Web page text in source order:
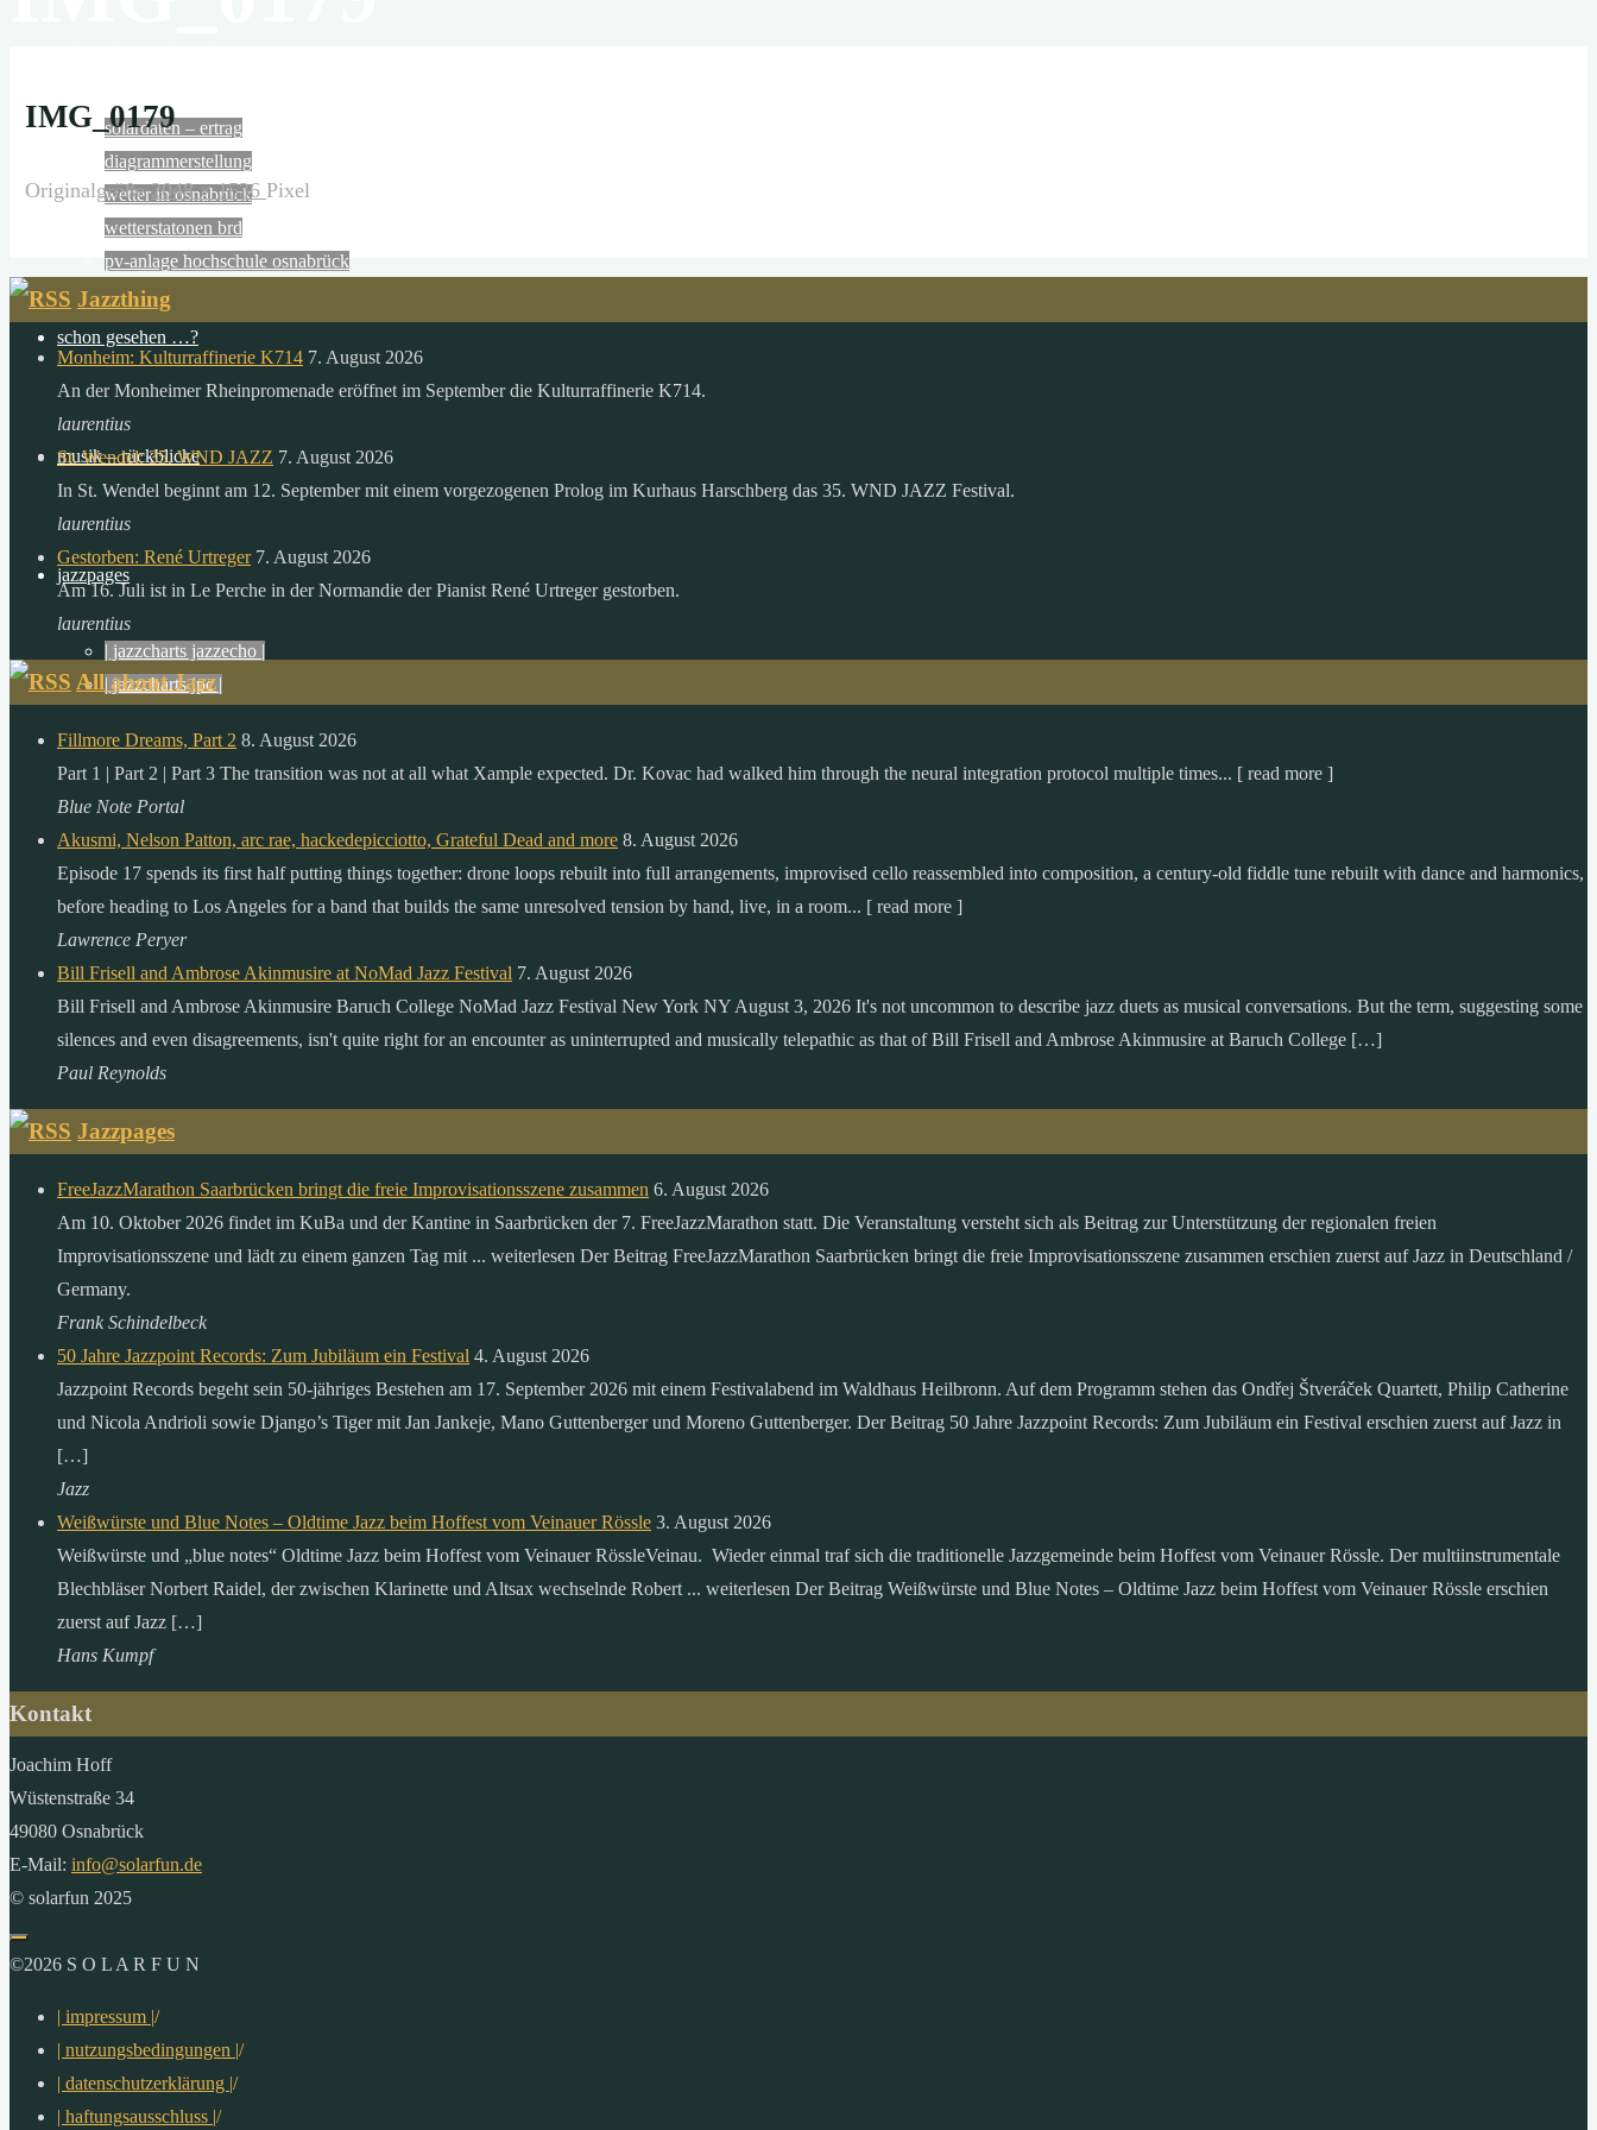
wüsten
empfangen
stunden
mehr
energie
sonne,
menschheit
ganzen
jahr
verbraucht.
gerhard
desertec
foundation
solardaten – ertrag
diagrammerstellung
wetter in osnabrück
wetterstatonen brd
pv-anlage hochschule osnabrück
schon gesehen …?
musik – rückblicke
jazzpages
| jazzcharts jazzecho |
| jazzcharts jpc |
IMG_0179
Originalgröße2048 × 1536 Pixel
Jazzthing
Monheim: Kulturraffinerie K714 7. August 2026
An der Monheimer Rheinpromenade eröffnet im September die Kulturraffinerie K714.
laurentius
St. Wendel: 35. WND JAZZ 7. August 2026
In St. Wendel beginnt am 12. September mit einem vorgezogenen Prolog im Kurhaus Harschberg das 35. WND JAZZ Festival.
laurentius
Gestorben: René Urtreger 7. August 2026
Am 16. Juli ist in Le Perche in der Normandie der Pianist René Urtreger gestorben.
laurentius
All about Jazz
Fillmore Dreams, Part 2 8. August 2026
Part 1 | Part 2 | Part 3 The transition was not at all what Xample expected. Dr. Kovac had walked him through the neural integration protocol multiple times... [ read more ]
Blue Note Portal
Akusmi, Nelson Patton, arc rae, hackedepicciotto, Grateful Dead and more 8. August 2026
Episode 17 spends its first half putting things together: drone loops rebuilt into full arrangements, improvised cello reassembled into composition, a century-old fiddle tune rebuilt with dance and harmonics,
before heading to Los Angeles for a band that builds the same unresolved tension by hand, live, in a room... [ read more ]
Lawrence Peryer
Bill Frisell and Ambrose Akinmusire at NoMad Jazz Festival 7. August 2026
Bill Frisell and Ambrose Akinmusire Baruch College NoMad Jazz Festival New York NY August 3, 2026 It's not uncommon to describe jazz duets as musical conversations. But the term, suggesting some
silences and even disagreements, isn't quite right for an encounter as uninterrupted and musically telepathic as that of Bill Frisell and Ambrose Akinmusire at Baruch College […]
Paul Reynolds
Jazzpages
FreeJazzMarathon Saarbrücken bringt die freie Improvisationsszene zusammen 6. August 2026
Am 10. Oktober 2026 findet im KuBa und der Kantine in Saarbrücken der 7. FreeJazzMarathon statt. Die Veranstaltung versteht sich als Beitrag zur Unterstützung der regionalen freien
Improvisationsszene und lädt zu einem ganzen Tag mit ... weiterlesen Der Beitrag FreeJazzMarathon Saarbrücken bringt die freie Improvisationsszene zusammen erschien zuerst auf Jazz in Deutschland /
Germany.
Frank Schindelbeck
50 Jahre Jazzpoint Records: Zum Jubiläum ein Festival 4. August 2026
Jazzpoint Records begeht sein 50-jähriges Bestehen am 17. September 2026 mit einem Festivalabend im Waldhaus Heilbronn. Auf dem Programm stehen das Ondřej Štveráček Quartett, Philip Catherine
und Nicola Andrioli sowie Django’s Tiger mit Jan Jankeje, Mano Guttenberger und Moreno Guttenberger. Der Beitrag 50 Jahre Jazzpoint Records: Zum Jubiläum ein Festival erschien zuerst auf Jazz in
[…]
Jazz
Weißwürste und Blue Notes – Oldtime Jazz beim Hoffest vom Veinauer Rössle 3. August 2026
Weißwürste und „blue notes“ Oldtime Jazz beim Hoffest vom Veinauer RössleVeinau. Wieder einmal traf sich die traditionelle Jazzgemeinde beim Hoffest vom Veinauer Rössle. Der multiinstrumentale
Blechbläser Norbert Raidel, der zwischen Klarinette und Altsax wechselnde Robert ... weiterlesen Der Beitrag Weißwürste und Blue Notes – Oldtime Jazz beim Hoffest vom Veinauer Rössle erschien
zuerst auf Jazz […]
Hans Kumpf
Kontakt
Joachim Hoff
Wüstenstraße 34
49080 Osnabrück
E-Mail: info@solarfun.de
© solarfun 2025
©2026 S O L A R F U N
| impressum |/
| nutzungsbedingungen |/
| datenschutzerklärung |/
| haftungsausschluss |/